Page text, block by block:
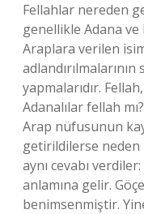
Fellahlar nereden
genellikle Adana
Araplara verilen
yapmalarıdır.
Adanalılar fellah
Arap nüfusunun
getirildilerse neden
aynı cevabı
anlamına gelir.
benimsenmiştir.